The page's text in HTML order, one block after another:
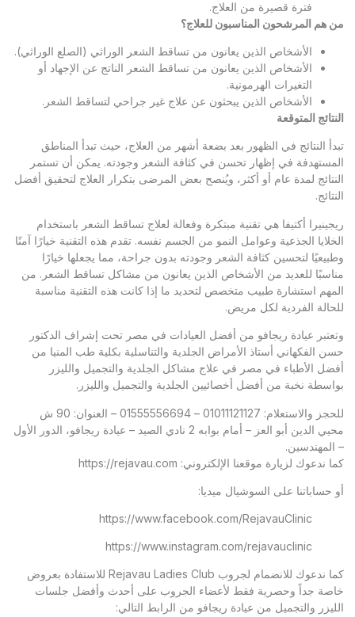
فترة قصيرة من العلاج.
من هم المرشحون المناسبون للعلاج؟
الأشخاص الذين يعانون من تساقط الشعر الوراثي (الصلع الوراثي).
الأشخاص الذين يعانون من تساقط الشعر الناتج عن الإجهاد أو
التغيرات الهرمونية.
الأشخاص الذين يبحثون عن علاج غير جراحي لتساقط الشعر.
النتائج المتوقعة
تبدأ النتائج في الظهور بعد بضعة أشهر من العلاج، حيث تبدأ المناطق
المستهدفة في إظهار تحسن في كثافة الشعر وجودته. يمكن أن تستمر
النتائج لمدة عام أو أكثر، ويُنصح بعض المرضى بتكرار العلاج لتحقيق أفضل
النتائج.
ريجينيرا أكتيفا هي تقنية مبتكرة وفعالة لعلاج تساقط الشعر باستخدام
الخلايا الجذعية وعوامل النمو من الجسم نفسه. تقدم هذه التقنية خيارًا آمنًا
وطبيعيًا لتحسين كثافة الشعر وجودته بدون جراحة، مما يجعلها خيارًا
مناسبًا للعديد من الأشخاص الذين يعانون من مشاكل تساقط الشعر. من
المهم استشارة طبيب متخصص لتحديد ما إذا كانت هذه التقنية مناسبة
للحالة الفردية لكل مريض.
وتعتبر عيادة ريجافو من أفضل العيادات في مصر تحت إشراف الدكتور
حسن الفكهاني أستاذ الأمراض الجلدية والتناسلية بكلية طب المنيا من
أفضل الأطباء في مصر في علاج مشاكل الجلدية والتجميل والليزر
بواسطة نخبة من أفضل أخصائيين الجلدية والتجميل والليزر.
للحجز والاستعلام: 01011121127 – 01555556694 – العنوان: 90 ش
محيي الدين أبو العز – أمام بوابه 2 نادي الصيد – عيادة ريجافو، الدور الأول
– المهندسين.
كما ندعوك لزيارة موقعنا الإلكتروني: https://rejavau.com
أو حساباتنا على السوشيال ميديا:
https://www.facebook.com/RejavauClinic
https://www.instagram.com/rejavauclinic
كما ندعوك للانضمام لجروب Rejavau Ladies Club للاستفادة بعروض
خاصة جداً وحصرية فقط لأعضاء الجروب على أحدث وأفضل جلسات
الليزر والتجميل من عيادة ريجافو من الرابط التالي: